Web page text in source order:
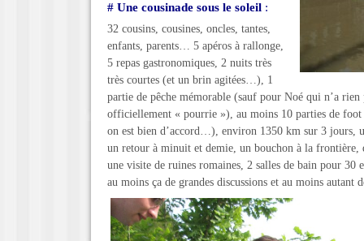
# Une cousinade sous le soleil :
32 cousins, cousines, oncles, tantes,
enfants, parents… 5 apéros à rallonge,
5 repas gastronomiques, 2 nuits très
très courtes (et un brin agitées…), 1
partie de pêche mémorable (sauf pour Noé qui n’a
officiellement « pourrie »), au moins 10 parties de
on est bien d’accord…), environ 1350 km sur 3 jours,
un retour à minuit et demie, un bouchon à la frontière,
une visite de ruines romaines, 2 salles de bain pour 30
au moins ça de grandes discussions et au moins autant